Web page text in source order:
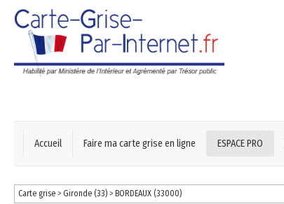
Accueil Faire ma carte grise en ligne ESPACE PRO
Carte grise >Gironde (33)> BORDEAUX (33000)